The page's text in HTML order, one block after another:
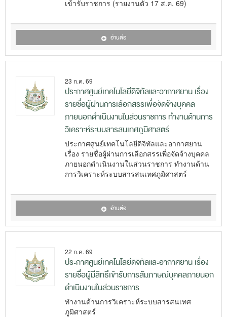
เข้ารับราชการ (รายงานตัว 17 ส.ค. 69)
อ่านต่อ
23 ก.ค. 69
ประกาศศูนย์เทคโนโลยีดิจิทัลและอากาศยาน เรื่อง
รายชื่อผู้ผ่านการเลือกสรรเพื่อจัดจ้างบุคคล
ภายนอกดำเนินงานในส่วนราชการ ทำงานด้านการ
วิเคราะห์ระบบสารสนเทศภูมิศาสตร์
ประกาศศูนย์เทคโนโลยีดิจิทัลและอากาศยาน
เรื่อง รายชื่อผู้ผ่านการเลือกสรรเพื่อจัดจ้างบุคคล
ภายนอกดำเนินงานในส่วนราชการ ทำงานด้าน
การวิเคราะห์ระบบสารสนเทศภูมิศาสตร์
อ่านต่อ
22 ก.ค. 69
ประกาศศูนย์เทคโนโลยีดิจิทัลและอากาศยาน เรื่อง
รายชื่อผู้มีสิทธิ์เข้ารับการสัมภาษณ์บุคคลภายนอก
ดำเนินงานในส่วนราชการ
ทำงานด้านการวิเคราะห์ระบบสารสนเทศ
ภูมิศาสตร์